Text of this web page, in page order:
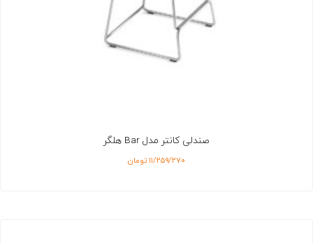
صندلی کانتر مدل Bar هلگر
۱۱/۲۵۹/۲۷۰ تومان